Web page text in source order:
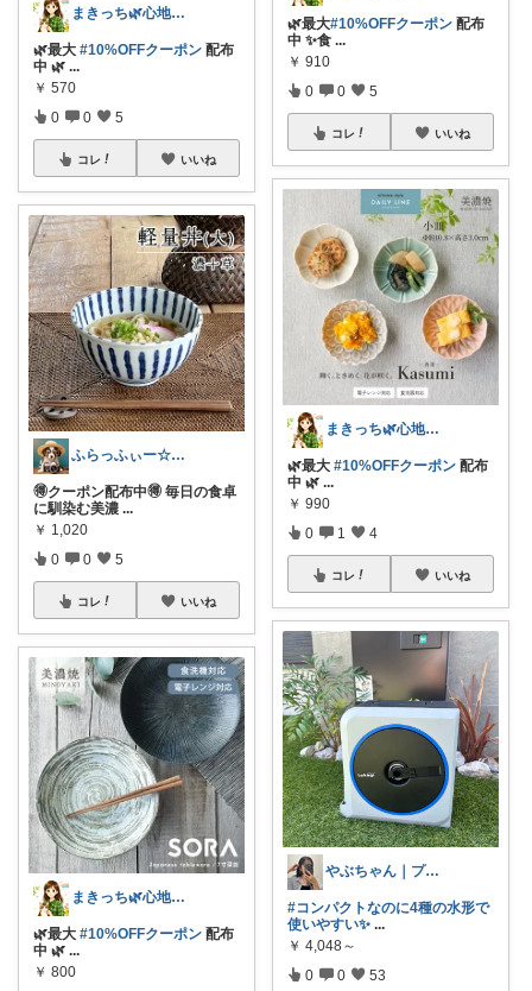
まきっち🌿心地よい暮らし🌿
🌿最大 #10%OFFクーポン 配布
中 🌿 ...
￥ 570
0 0 5
コレ いいね
ふらっふぃー☆ナチュラルな暮らし☆
🉐クーポン配布中🉐 毎日の食卓
に馴染む美濃 ...
￥ 1,020
0 0 5
コレ いいね
まきっち🌿心地よい暮らし🌿
🌿最大 #10%OFFクーポン 配布
中 🌿 ...
￥ 800
🌿最大#10%OFFクーポン 配布
中 ✨食 ...
￥ 910
0 0 5
コレ いいね
まきっち🌿心地よい暮らし🌿
🌿最大 #10%OFFクーポン 配布
中 🌿 ...
￥ 990
0 1 4
コレ いいね
やぶちゃん｜プチプラ × おしゃれ
#コンパクトなのに4種の水形で
使いやすい✨ ...
￥ 4,048～
0 0 53